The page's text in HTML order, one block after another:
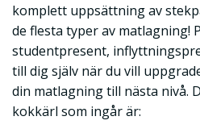
komplett uppsättning av
de flesta typer av matlagning!
studentpresent,
till dig själv när du vill
din matlagning till nästa nivå.
kokkärl som ingår är: